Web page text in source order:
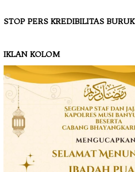
STOP PERS KREDIBILITAS BURUK
IKLAN KOLOM